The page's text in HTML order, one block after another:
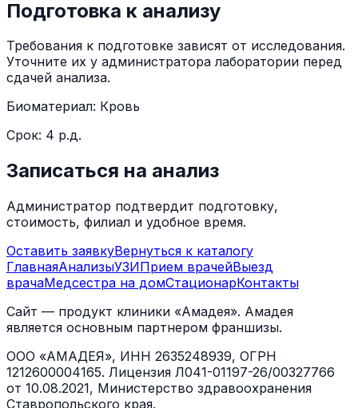
Подготовка к анализу
Требования к подготовке зависят от исследования.
Уточните их у администратора лаборатории перед
сдачей анализа.
Биоматериал: Кровь
Срок: 4 р.д.
Записаться на анализ
Администратор подтвердит подготовку,
стоимость, филиал и удобное время.
Оставить заявкуВернуться к каталогу
ГлавнаяАнализыУЗИПрием врачейВыезд
врачаМедсестра на домСтационарКонтакты
Сайт — продукт клиники «Амадея». Амадея
является основным партнером франшизы.
ООО «АМАДЕЯ», ИНН 2635248939, ОГРН
1212600004165. Лицензия Л041-01197-26/00327766
от 10.08.2021, Министерство здравоохранения
Ставропольского края.